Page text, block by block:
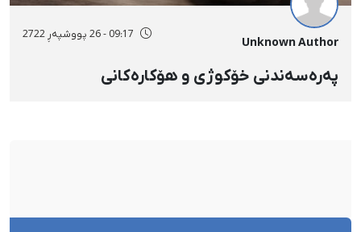
Unknown Author
09:17 - 26 پووشپەڕ 2722
پەرەسەندنی خۆکوژی و هۆکارەکانی